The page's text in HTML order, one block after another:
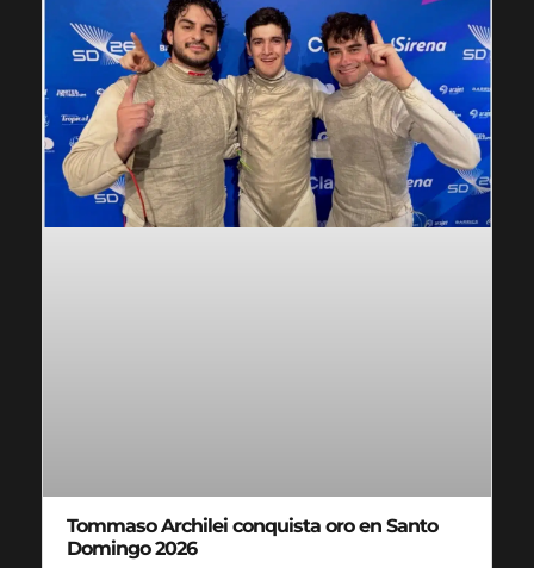
Tommaso Archilei conquista oro en Santo
Domingo 2026